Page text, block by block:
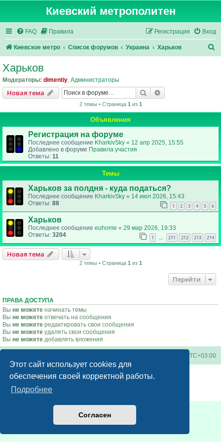
Этот сайт использует cookies для
обеспечения своей корректной работы.
Подробнее
Согласен
Киевский метрополитен
FAQ Правила Вход
Регистрация
Киевское метро Список форумов Украина Харьков
Харьков
Модераторы: dimentiy, Администраторы
Новая тема Поиск
2 темы • Страница 1из 1
Объявления
Регистрация на форуме
Последнее сообщение KharkivSky « 12 апр 2025, 15:55
Добавлено в форуме Правила участия
Ответы: 11
Темы
Харьков за полдня - куда податься?
Последнее сообщение KharkivSky « 14 июл 2026, 15:43
Ответы: 88 1 2 3 4 5 6
Харьков
Последнее сообщение euhome « 29 мар 2026, 19:33
Ответы: 3204 1 … 211 212 213 214
Новая тема
2 темы • Страница 1 из 1
Перейти
ПРАВА ДОСТУПА
Вы не можете начинать темы
Вы не можете отвечать на сообщения
Вы не можете редактировать свои сообщения
Вы не можете удалять свои сообщения
Вы не можете добавлять вложения
UTC+03:00
Создано на основеphpBB® Forum Software © phpBB Limited